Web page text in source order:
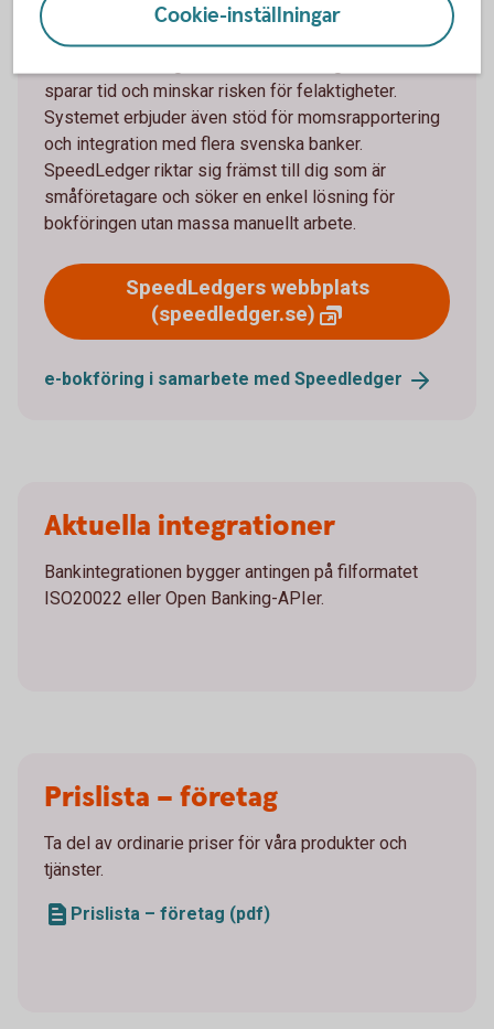
SpeedLedger är ett online-bokföringssystem som
automatiserar registreringen av banktransaktioner
sparar tid och minskar risken för felaktigheter.
Systemet erbjuder även stöd för momsrapportering
och integration med flera svenska banker.
SpeedLedger riktar sig främst till dig som är
småföretagare och söker en enkel lösning för
bokföringen utan massa manuellt arbete.
SpeedLedgers webbplats
(speedledger.se)
e-bokföring i samarbete med Speedledger
Aktuella integrationer
Bankintegrationen bygger antingen på filformatet
ISO20022 eller Open Banking-APIer.
Prislista – företag
Ta del av ordinarie priser för våra produkter och
tjänster.
Prislista – företag (pdf)
Cookie-inställningar